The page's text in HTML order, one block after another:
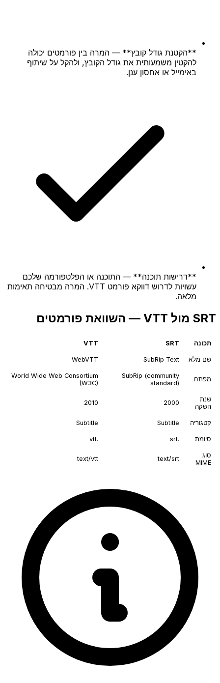
**הקטנת גודל קובץ** — המרה בין פורמטים יכולה
להקטין משמעותית את גודל הקובץ, ולהקל על שיתוף
באימייל או אחסון ענן.
**דרישות תוכנה** — התוכנה או הפלטפורמה שלכם
עשויות לדרוש דווקא פורמט VTT. המרה מבטיחה תאימות
מלאה.
SRT מול VTT — השוואת פורמטים
תכונה SRT
VTT
שם מלא SubRip Text
WebVTT
מפתח
SubRip (community
standard)
World Wide Web Consortium
(W3C)
שנת
השקה
2000
2010
קטגוריה Subtitle
Subtitle
סיומת .srt
.vtt
סוג
MIME
text/srt
text/vtt